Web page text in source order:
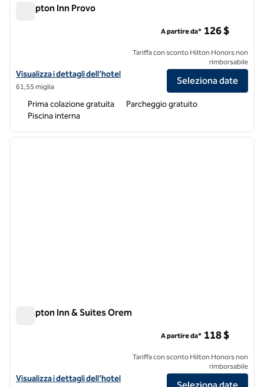
Hampton Inn Provo
Visualizza i dettagli dell'hotel Hampton Inn Provo
Visualizza i dettagli dell'hotel
61,55 miglia
A partire da* 126 $
Tariffa con sconto Hilton Honors non
rimborsabile
Seleziona date
Prima colazione gratuita
Parcheggio gratuito
Piscina interna
1 di 12
Hampton Inn & Suites Orem
Visualizza i dettagli dell'hotel Hampton Inn & Suites Orem
Visualizza i dettagli dell'hotel
A partire da* 118 $
Tariffa con sconto Hilton Honors non
rimborsabile